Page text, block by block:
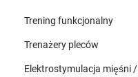
Trening funkcjonalny
Trenażery pleców
Elektrostymulacja mięśni /